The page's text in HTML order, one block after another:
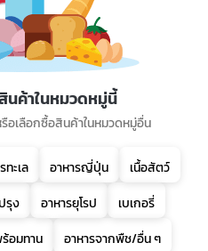
นค้าในหมวดหมู่นี้
อเลือกซื้อสินค้าในหมวดหมู่อื่น
ทะเล อาหารญี่ปุ่น
เนื้อสัตว์
รุง อาหารยุโรป
เบเกอรี่
อมทาน อาหารจากพืช/อื่น ๆ